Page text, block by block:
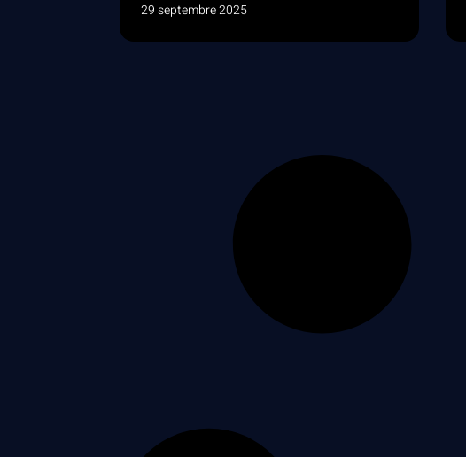
29 septembre 2025